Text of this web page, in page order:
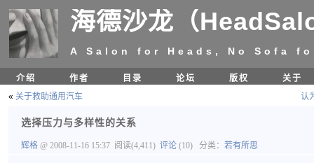
海德沙龙（
A Salon for Heads, No Sofa
介绍 作者 目录 论坛 版权
关于
« 关于救助通用汽车 认
选择压力与多样性的关系
辉格 @ 2008-11-16 15:37 阅读(4,411) 评论 (10) 分类： 若有所思